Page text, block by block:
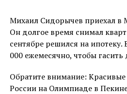
Михаил Сидорычев приехал в
Он долгое время снимал
сентябре решился на
000 ежемесячно, чтобы гасить
Обратите внимание:
России на Олимпиаде в